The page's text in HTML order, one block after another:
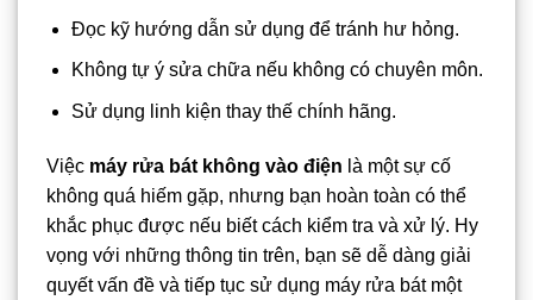
Đọc kỹ hướng dẫn sử dụng để tránh hư hỏng.
Không tự ý sửa chữa nếu không có chuyên môn.
Sử dụng linh kiện thay thế chính hãng.
Việc máy rửa bát không vào điện là một sự cố
không quá hiếm gặp, nhưng bạn hoàn toàn có thể
khắc phục được nếu biết cách kiểm tra và xử lý. Hy
vọng với những thông tin trên, bạn sẽ dễ dàng giải
quyết vấn đề và tiếp tục sử dụng máy rửa bát một